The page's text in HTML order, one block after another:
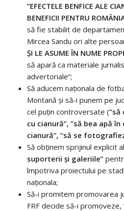
”EFECTELE BENFICE ALE
BENEFICII PENTRU
să fie stabilit de
Mircea Sandu ori alte
ȘI LE ASUME ÎN NUME
să apară ca materiale
advertoriale”;
Să aducem naționala de
Montană și să-i punem pe
cel puțin controversate (”să
cu cianură”, ”să bea apă în
cianură”, ”să se
Să obținem sprijinul explicit
suporterii și galeriile”
împotriva proiectului pe
naționala;
Să-i promitem promovarea
FRF decide să-i promoveze,